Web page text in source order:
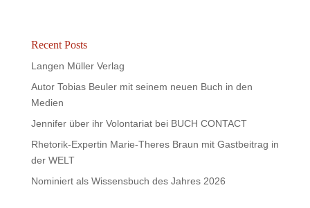
Recent Posts
Langen Müller Verlag
Autor Tobias Beuler mit seinem neuen Buch in den
Medien
Jennifer über ihr Volontariat bei BUCH CONTACT
Rhetorik-Expertin Marie-Theres Braun mit Gastbeitrag in
der WELT
Nominiert als Wissensbuch des Jahres 2026